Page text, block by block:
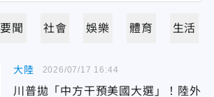
要聞 社會 娛樂 體育 生活
大陸
川普拋「中方干預美國大選」！陸外
2026/07/17 16:44